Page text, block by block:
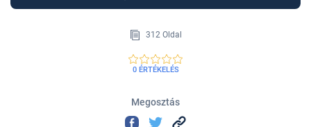
312 Oldal
0 ÉRTÉKELÉS
Megosztás